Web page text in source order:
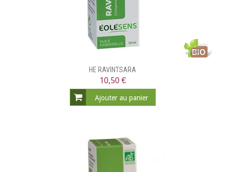
HE RAVINTSARA
10,50 €
Ajouter au panier